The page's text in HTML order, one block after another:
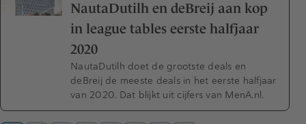
NautaDutilh en deBreij aan kop
in league tables eerste halfjaar
2020
NautaDutilh doet de grootste deals en
deBreij de meeste deals in het eerste halfjaar
van 2020. Dat blijkt uit cijfers van MenA.nl.